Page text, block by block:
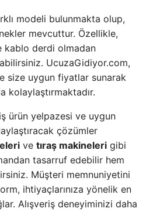
modeli bulunmakta olup,
mevcuttur. Özellikle,
kablo derdi olmadan
UcuzaGidiyor.com,
size uygun fiyatlar sunarak
kolaylaştırmaktadır.
ürün yelpazesi ve uygun
çözümler
ve tıraş makineleri gibi
tasarruf edebilir hem
Müşteri memnuniyetini
ihtiyaçlarınıza yönelik en
Alışveriş deneyiminizi daha